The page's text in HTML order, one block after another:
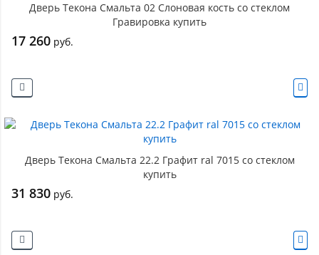
Дверь Текона Смальта 02 Слоновая кость со стеклом
Гравировка купить
17 260 руб.
Дверь Текона Смальта 22.2 Графит ral 7015 со стеклом
купить
31 830 руб.